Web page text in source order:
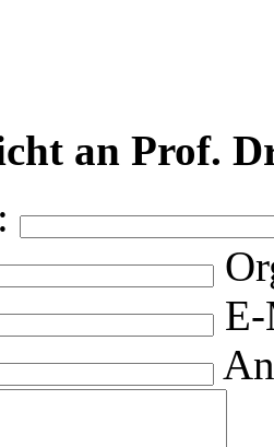
an Prof.